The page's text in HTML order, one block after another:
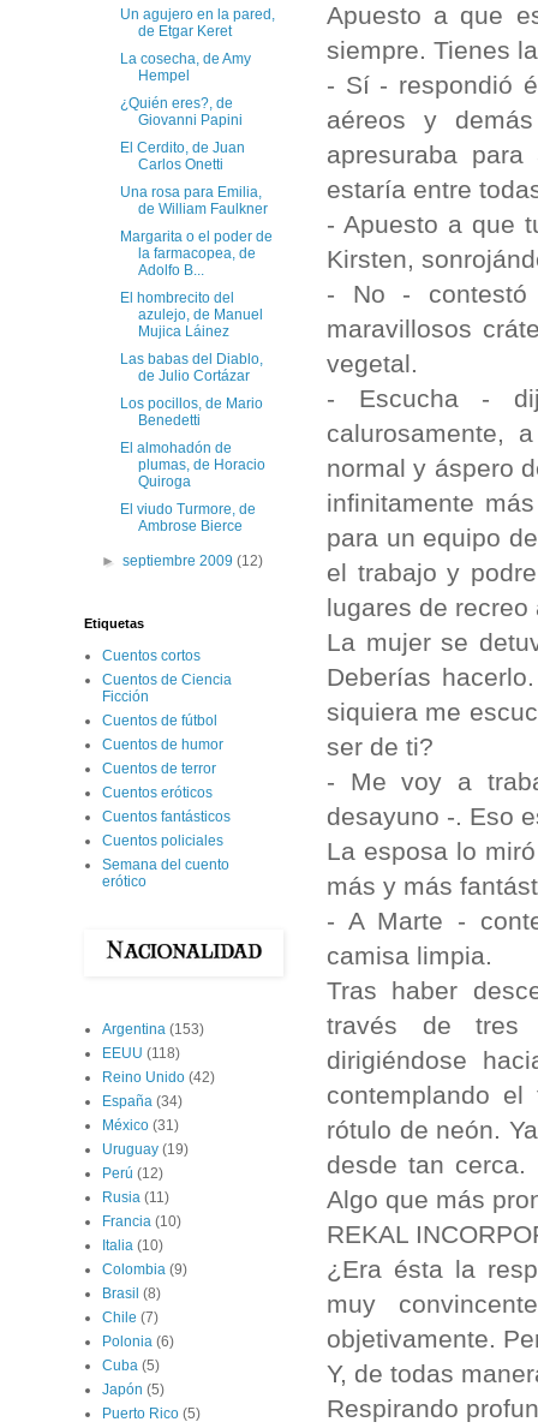
Apuesto a que
siempre. Tienes
- Sí - respondió
aéreos y
apresuraba
estaría entre
- Apuesto a que
Kirsten,
- No -
maravillosos
vegetal.
- Escucha -
calurosamente,
normal y áspero
infinitamente
para un equipo
el trabajo y
lugares de
La mujer se
Deberías
siquiera me
ser de ti?
- Me voy a
desayuno -. Eso
La esposa lo
más y más
- A Marte -
camisa limpia.
Tras haber
través de tres
dirigiéndose
contemplando
rótulo de neón.
desde tan
Algo que más
REKAL
¿Era ésta la
muy
objetivamente.
Y, de todas
Respirando
Un agujero en la pared,
de Etgar Keret
La cosecha, de Amy
Hempel
¿Quién eres?, de
Giovanni Papini
El Cerdito, de Juan
Carlos Onetti
Una rosa para Emilia,
de William Faulkner
Margarita o el poder de
la farmacopea, de
Adolfo B...
El hombrecito del
azulejo, de Manuel
Mujica Láinez
Las babas del Diablo,
de Julio Cortázar
Los pocillos, de Mario
Benedetti
El almohadón de
plumas, de Horacio
Quiroga
El viudo Turmore, de
Ambrose Bierce
►septiembre 2009(12)
Etiquetas
Cuentos cortos
Cuentos de Ciencia
Ficción
Cuentos de fútbol
Cuentos de humor
Cuentos de terror
Cuentos eróticos
Cuentos fantásticos
Cuentos policiales
Semana del cuento
erótico
Argentina (153)
EEUU (118)
Reino Unido (42)
España (34)
México (31)
Uruguay (19)
Perú (12)
Rusia (11)
Francia (10)
Italia (10)
Colombia (9)
Brasil (8)
Chile (7)
Polonia (6)
Cuba (5)
Japón (5)
Puerto Rico (5)